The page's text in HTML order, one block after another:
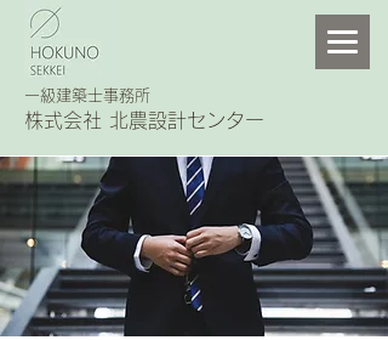
一級建築士事務所
株式会社 北農設計センター